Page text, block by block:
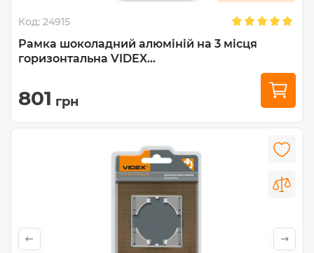
Код: 24915
Рамка шоколадний алюміній на 3 місця
горизонтальна VIDEX...
801 грн